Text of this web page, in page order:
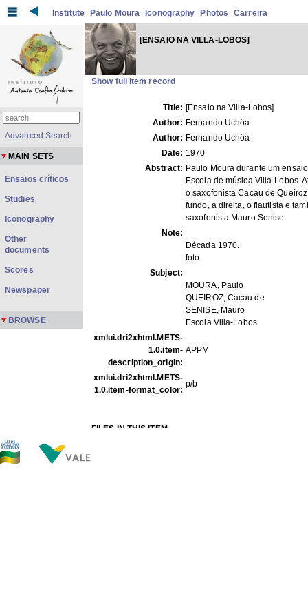
Institute Paulo Moura Iconography Photos Carreira
[ENSAIO NA VILLA-LOBOS]
Show full item record
Title: [Ensaio na Villa-Lobos]
Author: Fernando Uchôa
Author: Fernando Uchôa
Date: 1970
Abstract: Paulo Moura durante um
Escola de música Villa-Lobos.
o saxofonista Cacau de
fundo, a direita, o flautista e
saxofonista Mauro Senise.
Note:
Década 1970.
foto
Subject:
MOURA, Paulo
QUEIROZ, Cacau de
SENISE, Mauro
Escola Villa-Lobos
xmlui.dri2xhtml.METS-
1.0.item-
description_origin:
APPM
xmlui.dri2xhtml.METS-
1.0.item-format_color:
p/b
FILES IN THIS ITEM
Advanced Search
MAIN SETS
Ensaios críticos
Studies
Iconography
Other
documents
Scores
Newspaper
BROWSE